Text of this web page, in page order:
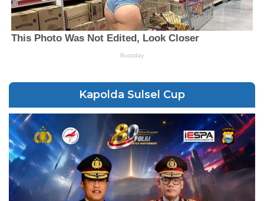
Kapolda Sulsel Cup